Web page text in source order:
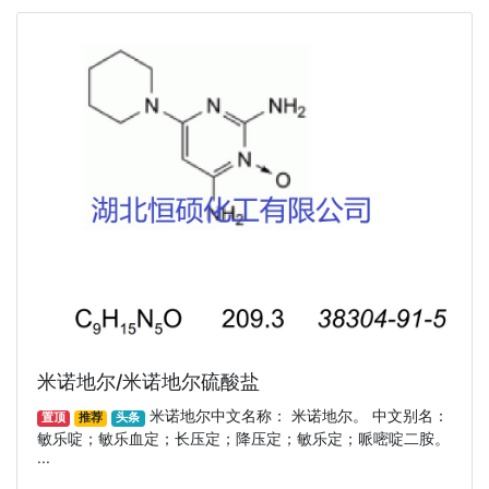
米诺地尔/米诺地尔硫酸盐
置顶 推荐 头条 米诺地尔中文名称： 米诺地尔。 中文别名：
敏乐啶；敏乐血定；长压定；降压定；敏乐定；哌嘧啶二胺。
···